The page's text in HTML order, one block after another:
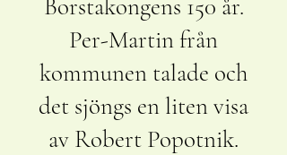
Borstakongens 150 år.
Per-Martin från
kommunen talade och
det sjöngs en liten visa
av Robert Popotnik.